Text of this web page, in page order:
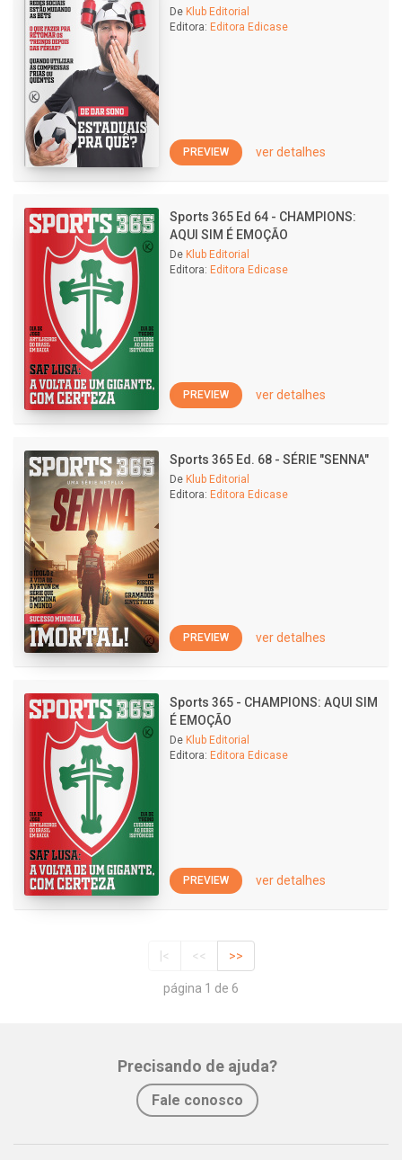
De Klub Editorial
Editora: Editora Edicase
PREVIEW ver detalhes
Sports 365 Ed 64 - CHAMPIONS:
AQUI SIM É EMOÇÃO
De Klub Editorial
Editora: Editora Edicase
PREVIEW ver detalhes
Sports 365 Ed. 68 - SÉRIE "SENNA"
De Klub Editorial
Editora: Editora Edicase
PREVIEW ver detalhes
Sports 365 - CHAMPIONS: AQUI SIM
É EMOÇÃO
De Klub Editorial
Editora: Editora Edicase
PREVIEW ver detalhes
|< << >>
página 1 de 6
Precisando de ajuda?
Fale conosco